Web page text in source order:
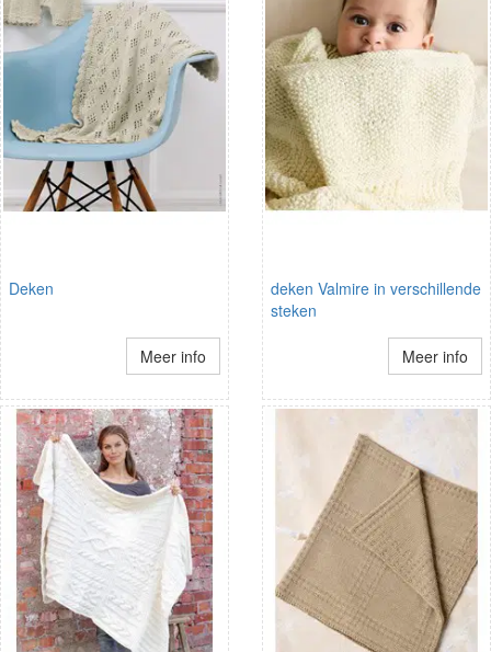
Deken
Meer info
deken Valmire in verschillende
steken
Meer info